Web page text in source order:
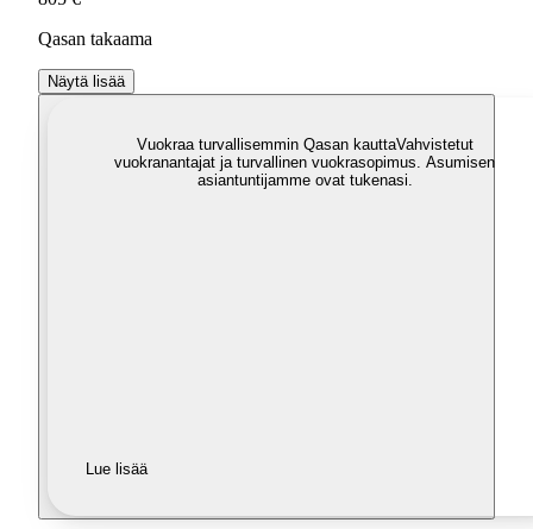
Qasan takaama
Näytä lisää
Vuokraa turvallisemmin Qasan kauttaVahvistetut
vuokranantajat ja turvallinen vuokrasopimus. Asumisen
asiantuntijamme ovat tukenasi.
Lue lisää